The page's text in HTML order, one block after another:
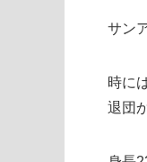
サン
時に
退団